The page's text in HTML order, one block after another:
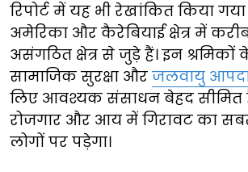
रिपोर्ट में यह भी रेखांकित किया गया
अमेरिका और कैरेबियाई क्षेत्र में
असंगठित क्षेत्र से जुड़े हैं। इन श्रमिकों
सामाजिक सुरक्षा और जलवायु
लिए आवश्यक संसाधन बेहद सीमित
रोजगार और आय में गिरावट का
लोगों पर पड़ेगा।